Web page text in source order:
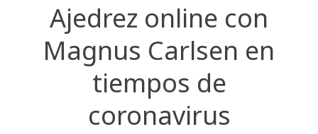
Ajedrez online con
Magnus Carlsen en
tiempos de
coronavirus